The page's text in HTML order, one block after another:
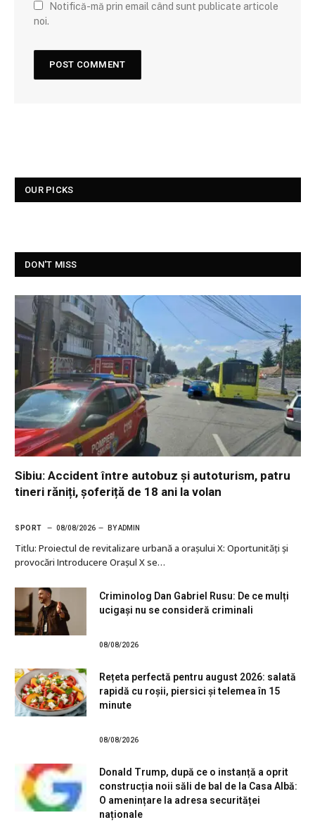
Notifică-mă prin email când sunt publicate articole
noi.
OUR PICKS
DON'T MISS
Sibiu: Accident între autobuz și autoturism, patru
tineri răniți, șoferiță de 18 ani la volan
SPORT 08/08/2026 BY ADMIN
Titlu: Proiectul de revitalizare urbană a orașului X: Oportunități și
provocări Introducere Orașul X se…
Criminolog Dan Gabriel Rusu: De ce mulți
ucigași nu se consideră criminali
08/08/2026
Rețeta perfectă pentru august 2026: salată
rapidă cu roșii, piersici și telemea în 15
minute
08/08/2026
Donald Trump, după ce o instanță a oprit
construcția noii săli de bal de la Casa Albă:
O amenințare la adresa securităței
naționale